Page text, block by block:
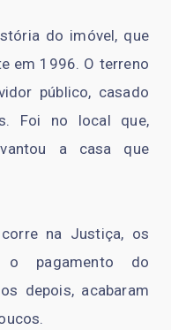
do imóvel, que
em 1996. O terreno
público, casado
Foi no local que,
a casa que
na Justiça, os
o pagamento do
depois, acabaram